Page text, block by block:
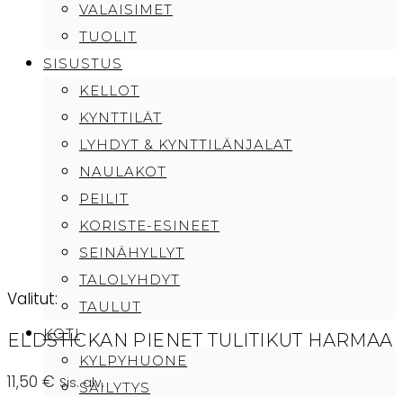
VALAISIMET
TUOLIT
SISUSTUS
KELLOT
KYNTTILÄT
LYHDYT & KYNTTILÄNJALAT
NAULAKOT
PEILIT
KORISTE-ESINEET
SEINÄHYLLYT
TALOLYHDYT
TAULUT
KOTI
KYLPYHUONE
SÄILYTYS
Valitut:
ELDSTICKAN PIENET TULITIKUT HARMAA
11,50 € Sis. alv.